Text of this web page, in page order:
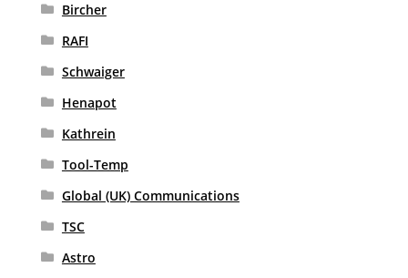
Bircher
RAFI
Schwaiger
Henapot
Kathrein
Tool-Temp
Global (UK) Communications
TSC
Astro